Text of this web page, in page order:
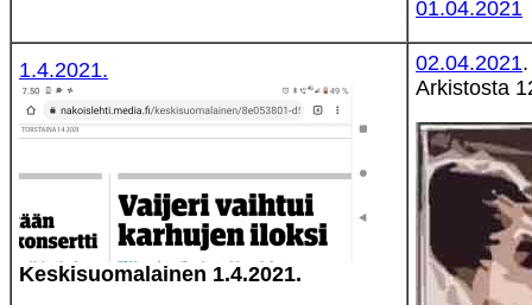
01.04.2021
1.4.2021.
Keskisuomalainen 1.4.2021.
02.04.2021
Arkistosta